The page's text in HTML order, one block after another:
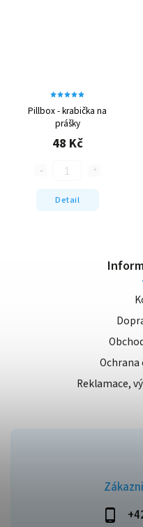
Pillbox - krabička na
prášky
48 Kč
Detail
Ochrana
Reklamace,